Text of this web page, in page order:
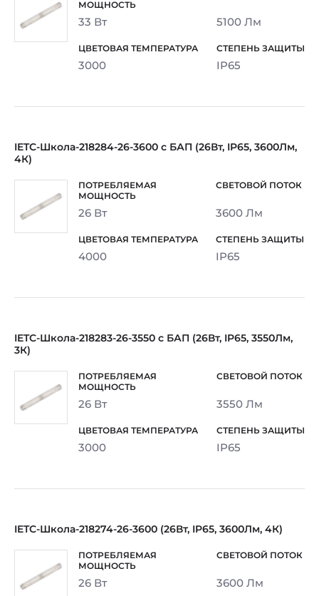
33 Вт 5100 Лм
3000 IP65
IETC-Школа-218284-26-3600 с БАП (26Вт, IP65, 3600Лм,
4К)
26 Вт 3600 Лм
4000 IP65
IETC-Школа-218283-26-3550 с БАП (26Вт, IP65, 3550Лм,
3К)
26 Вт 3550 Лм
3000 IP65
IETC-Школа-218274-26-3600 (26Вт, IP65, 3600Лм, 4К)
26 Вт 3600 Лм